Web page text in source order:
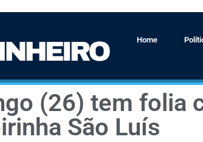
Home
(26) tem folia
São Luís